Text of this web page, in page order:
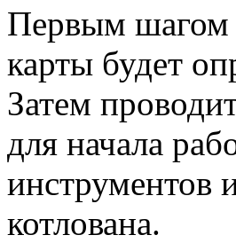
Первым шагом
карты будет
Затем
для начала
инструментов
котлована.